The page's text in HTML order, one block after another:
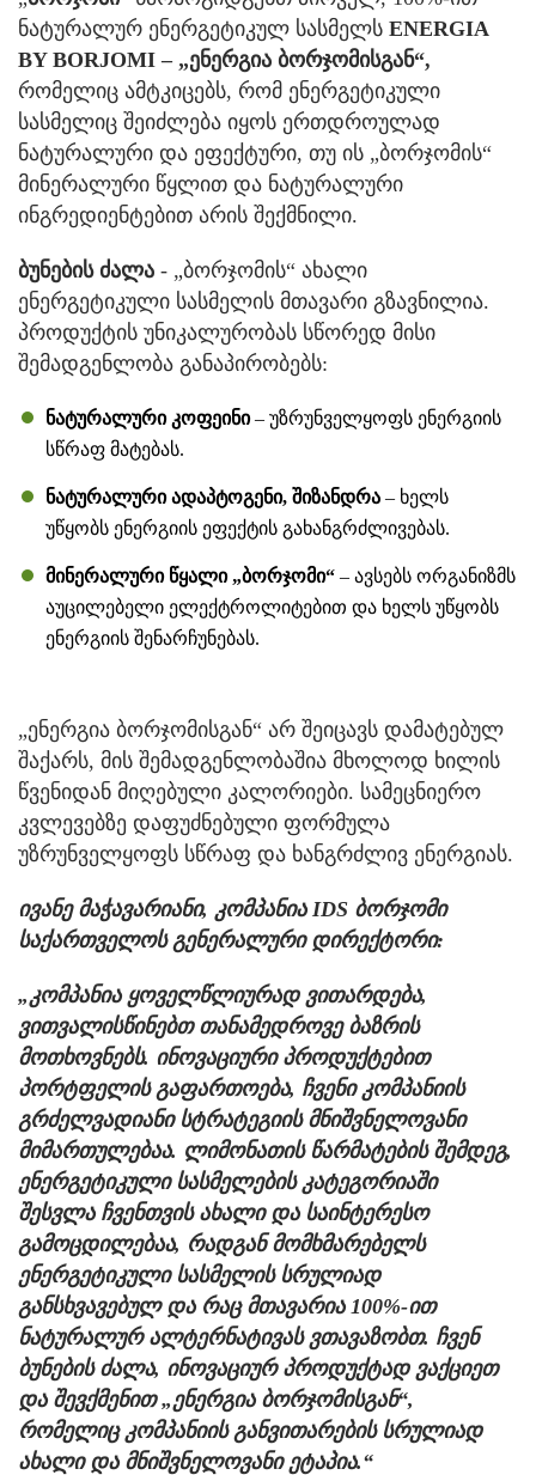
ნატურალურ ენერგეტიკულ სასმელს ENERGIA
BY BORJOMI – „ენერგია ბორჯომისგან“,
რომელიც ამტკიცებს, რომ ენერგეტიკული
სასმელიც შეიძლება იყოს ერთდროულად
ნატურალური და ეფექტური, თუ ის „ბორჯომის“
მინერალური წყლით და ნატურალური
ინგრედიენტებით არის შექმნილი.
ბუნების ძალა - „ბორჯომის“ ახალი
ენერგეტიკული სასმელის მთავარი გზავნილია.
პროდუქტის უნიკალურობას სწორედ მისი
შემადგენლობა განაპირობებს:
ნატურალური კოფეინი– უზრუნველყოფს ენერგიის
სწრაფ მატებას.
ნატურალური ადაპტოგენი, შიზანდრა – ხელს
უწყობს ენერგიის ეფექტის გახანგრძლივებას.
მინერალური წყალი „ბორჯომი“ – ავსებს ორგანიზმს
აუცილებელი ელექტროლიტებით და ხელს უწყობს
ენერგიის შენარჩუნებას.
„ენერგია ბორჯომისგან“ არ შეიცავს დამატებულ
შაქარს, მის შემადგენლობაშია მხოლოდ ხილის
წვენიდან მიღებული კალორიები. სამეცნიერო
კვლევებზე დაფუძნებული ფორმულა
უზრუნველყოფს სწრაფ და ხანგრძლივ ენერგიას.
ივანე მაჭავარიანი, კომპანია IDS ბორჯომი
საქართველოს გენერალური დირექტორი:
„კომპანია ყოველწლიურად ვითარდება,
ვითვალისწინებთ თანამედროვე ბაზრის
მოთხოვნებს. ინოვაციური პროდუქტებით
პორტფელის გაფართოება, ჩვენი კომპანიის
გრძელვადიანი სტრატეგიის მნიშვნელოვანი
მიმართულებაა. ლიმონათის წარმატების შემდეგ,
ენერგეტიკული სასმელების კატეგორიაში
შესვლა ჩვენთვის ახალი და საინტერესო
გამოცდილებაა, რადგან მომხმარებელს
ენერგეტიკული სასმელის სრულიად
განსხვავებულ და რაც მთავარია 100%-ით
ნატურალურ ალტერნატივას ვთავაზობთ. ჩვენ
ბუნების ძალა, ინოვაციურ პროდუქტად ვაქციეთ
და შევქმენით „ენერგია ბორჯომისგან“,
რომელიც კომპანიის განვითარების სრულიად
ახალი და მნიშვნელოვანი ეტაპია.“